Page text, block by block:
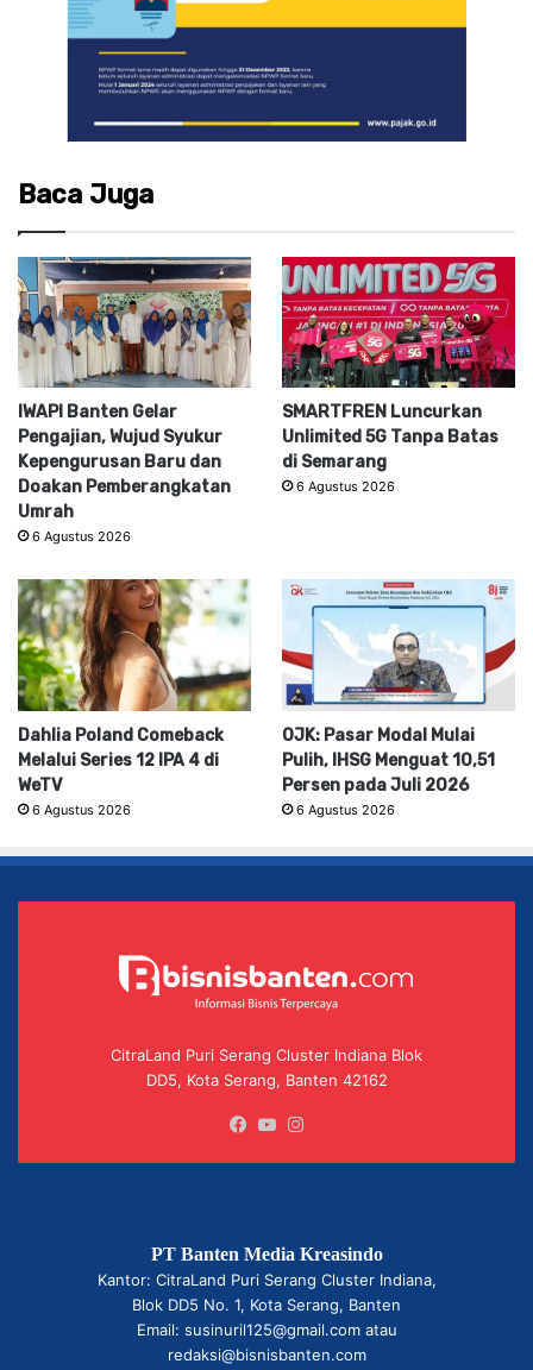
Baca Juga
IWAPI Banten Gelar
Pengajian, Wujud Syukur
Kepengurusan Baru dan
Doakan Pemberangkatan
Umrah
6 Agustus 2026
SMARTFREN Luncurkan
Unlimited 5G Tanpa Batas
di Semarang
6 Agustus 2026
Dahlia Poland Comeback
Melalui Series 12 IPA 4 di
WeTV
6 Agustus 2026
OJK: Pasar Modal Mulai
Pulih, IHSG Menguat 10,51
Persen pada Juli 2026
6 Agustus 2026
CitraLand Puri Serang Cluster Indiana Blok
DD5, Kota Serang, Banten 42162
Facebook
YouTube
PT Banten Media Kreasindo
Kantor: CitraLand Puri Serang Cluster Indiana,
Blok DD5 No. 1, Kota Serang, Banten
Email: susinuril125@gmail.com atau
redaksi@bisnisbanten.com